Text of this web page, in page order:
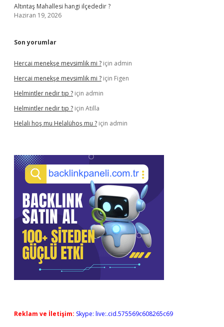
Altıntaş Mahallesi hangi ilçededir ?
Haziran 19, 2026
Son yorumlar
Hercai menekşe mevsimlik mi ? için admin
Hercai menekşe mevsimlik mi ? için Figen
Helmintler nedir tıp ? için admin
Helmintler nedir tıp ? için Atilla
Helali hoş mu Helalühoş mu ? için admin
Reklam ve İletişim: Skype: live:.cid.575569c608265c69